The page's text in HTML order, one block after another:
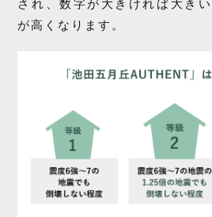
され、数字が大きければ大き
が高くなります。